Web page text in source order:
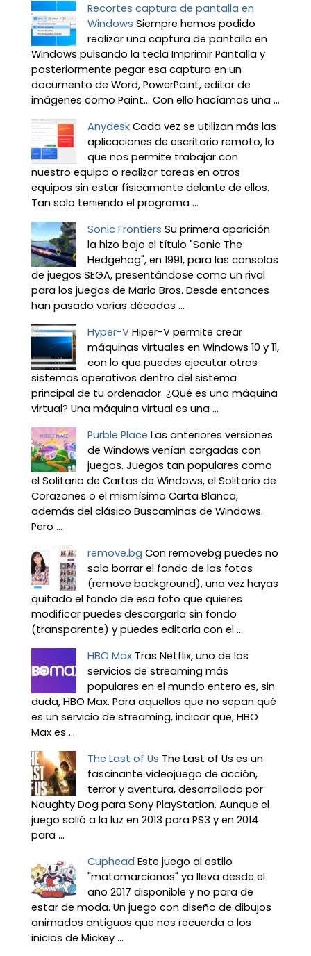
Recortes captura de pantalla en
Windows Siempre hemos podido
realizar una captura de pantalla en
Windows pulsando la tecla Imprimir Pantalla y
posteriormente pegar esa captura en un
documento de Word, PowerPoint, editor de
imágenes como Paint… Con ello hacíamos una ...
Anydesk Cada vez se utilizan más las
aplicaciones de escritorio remoto, lo
que nos permite trabajar con
nuestro equipo o realizar tareas en otros
equipos sin estar físicamente delante de ellos.
Tan solo teniendo el programa ...
Sonic Frontiers Su primera aparición
la hizo bajo el título "Sonic The
Hedgehog", en 1991, para las consolas
de juegos SEGA, presentándose como un rival
para los juegos de Mario Bros. Desde entonces
han pasado varias décadas ...
Hyper-V Hiper-V permite crear
máquinas virtuales en Windows 10 y 11,
con lo que puedes ejecutar otros
sistemas operativos dentro del sistema
principal de tu ordenador. ¿Qué es una máquina
virtual? Una máquina virtual es una ...
Purble Place Las anteriores versiones
de Windows venían cargadas con
juegos. Juegos tan populares como
el Solitario de Cartas de Windows, el Solitario de
Corazones o el mismísimo Carta Blanca,
además del clásico Buscaminas de Windows.
Pero ...
remove.bg Con removebg puedes no
solo borrar el fondo de las fotos
(remove background), una vez hayas
quitado el fondo de esa foto que quieres
modificar puedes descargarla sin fondo
(transparente) y puedes editarla con el ...
HBO Max Tras Netflix, uno de los
servicios de streaming más
populares en el mundo entero es, sin
duda, HBO Max. Para aquellos que no sepan qué
es un servicio de streaming, indicar que, HBO
Max es ...
The Last of Us The Last of Us es un
fascinante videojuego de acción,
terror y aventura, desarrollado por
Naughty Dog para Sony PlayStation. Aunque el
juego salió a la luz en 2013 para PS3 y en 2014
para ...
Cuphead Este juego al estilo
"matamarcianos" ya lleva desde el
año 2017 disponible y no para de
estar de moda. Un juego con diseño de dibujos
animados antiguos que nos recuerda a los
inicios de Mickey ...